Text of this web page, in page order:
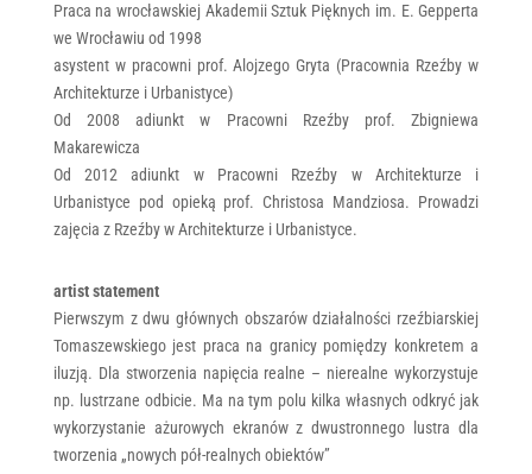
Praca na wrocławskiej Akademii Sztuk Pięknych im. E. Gepperta
we Wrocławiu od 1998
asystent w pracowni prof. Alojzego Gryta (Pracownia Rzeźby w
Architekturze i Urbanistyce)
Od 2008 adiunkt w Pracowni Rzeźby prof. Zbigniewa
Makarewicza
Od 2012 adiunkt w Pracowni Rzeźby w Architekturze i
Urbanistyce pod opieką prof. Christosa Mandziosa. Prowadzi
zajęcia z Rzeźby w Architekturze i Urbanistyce.
artist statement
Pierwszym z dwu głównych obszarów działalności rzeźbiarskiej
Tomaszewskiego jest praca na granicy pomiędzy konkretem a
iluzją. Dla stworzenia napięcia realne – nierealne wykorzystuje
np. lustrzane odbicie. Ma na tym polu kilka własnych odkryć jak
wykorzystanie ażurowych ekranów z dwustronnego lustra dla
tworzenia „nowych pół-realnych obiektów”